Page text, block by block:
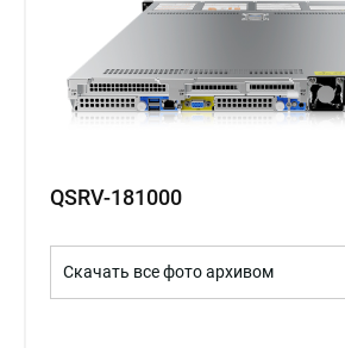
QSRV-181000
Скачать все фото архивом